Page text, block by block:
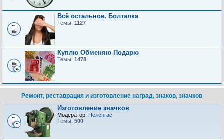
Всё остальное. Болталка
Темы: 1127
Куплю Обменяю Подарю
Темы: 1478
Ремонт, реставрация и изготовление наград, знаков, значков
Изготовление значков
Модератор: Пеленгас
Темы: 500